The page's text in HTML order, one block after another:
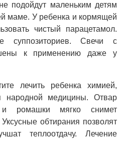
подойдут маленьким детям
маме. У ребенка и кормящей
чистый парацетамол.
Свечи с
к применению даже у
лечить ребенка химией,
народной медицины. Отвар
ромашки мягко снимет
обтирания позволят
теплоотдачу. Лечение